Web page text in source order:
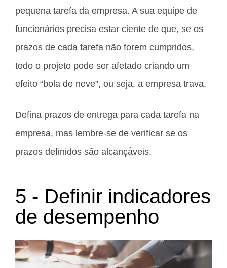
pequena tarefa da empresa. A sua equipe de
funcionários precisa estar ciente de que, se os
prazos de cada tarefa não forem cumpridos,
todo o projeto pode ser afetado criando um
efeito “bola de neve”, ou seja, a empresa trava.
Defina prazos de entrega para cada tarefa na
empresa, mas lembre-se de verificar se os
prazos definidos são alcançáveis.
5 - Definir indicadores
de desempenho